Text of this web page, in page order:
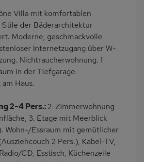
Fahrradabstellraum
Haustiere/Hund
verboten
Villa mit komfortablen
Stile der Bäderarchitektur
Moderne, geschmackvolle
Internetzugang über W-
Nichtraucherwohnung. 1
in der Tiefgarage.
Haus.
2-4 Pers.:2-Zimmerwohnung
3. Etage mit Meerblick
Wohn-/Essraum mit gemütlicher
2 Pers.), Kabel-TV,
CD, Esstisch, Küchenzeile